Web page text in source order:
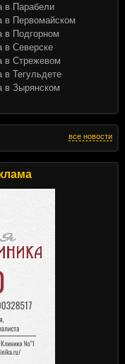
все новости
в Парабели
в Первомайском
в Подгорном
в Северске
в Стрежевом
в Тегульдете
в Зырянском